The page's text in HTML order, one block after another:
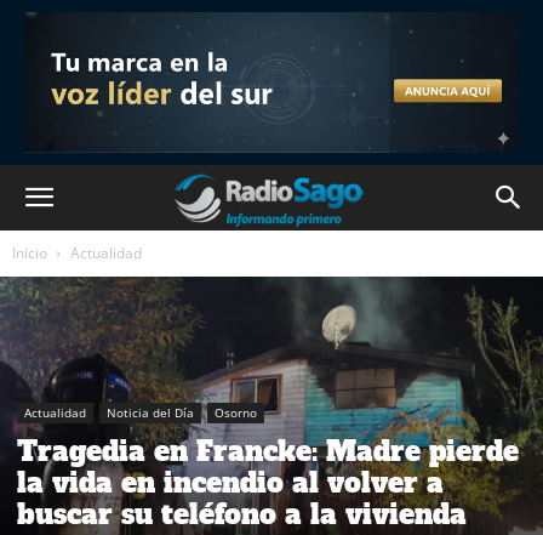
Inicio Actualidad
Actualidad Noticia del Día Osorno
Tragedia en Francke: Madre pierde
la vida en incendio al volver a
buscar su teléfono a la vivienda